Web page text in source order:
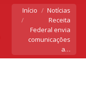
Você está aqui:
Início
Notícias
Receita
Federal envia
comunicações
a…